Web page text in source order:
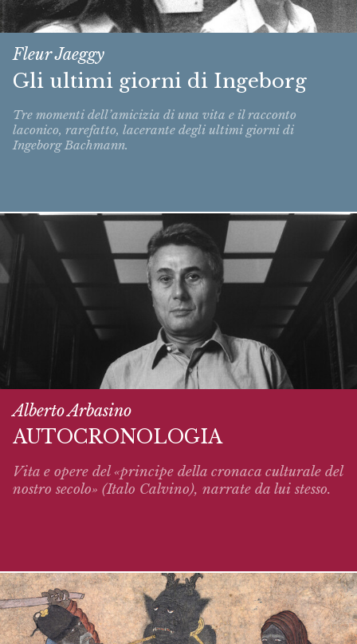
Fleur Jaeggy
Gli ultimi giorni di Ingeborg
Tre momenti dell’amicizia di una vita e il racconto
laconico, rarefatto, lacerante degli ultimi giorni di
Ingeborg Bachmann.
Alberto Arbasino
AUTOCRONOLOGIA
Vita e opere del «principe della cronaca culturale del
nostro secolo» (Italo Calvino), narrate da lui stesso.